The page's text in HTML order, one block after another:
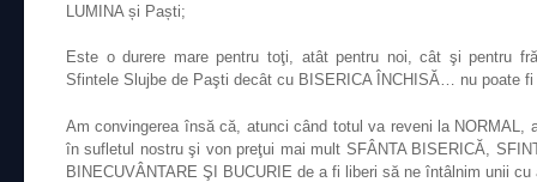
LUMINA și Paști;
Este o durere mare pentru toţi, atât pentru noi, cât şi pentru
Sfintele Slujbe de Paşti decât cu BISERICA ÎNCHISĂ… nu poate
Am convingerea însă că, atunci când totul va reveni la NORMAL,
în sufletul nostru şi von preţui mai mult SFÂNTA BISERICĂ,
BINECUVÂNTARE ŞI BUCURIE de a fi liberi să ne întâlnim unii cu